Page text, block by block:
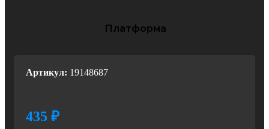
Платформа
Артикул: 19148687
435 ₽